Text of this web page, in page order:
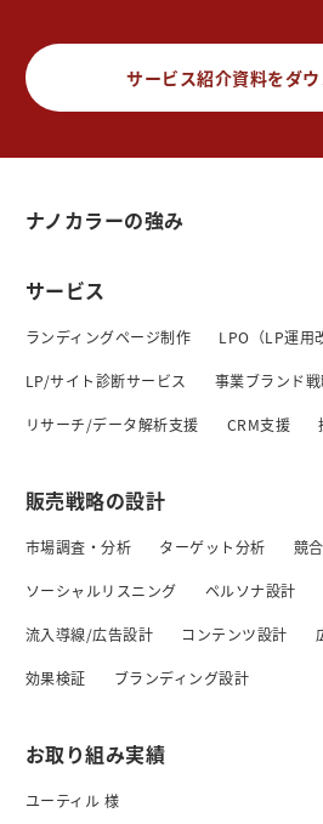
サービス紹介資料をダ
ナノカラーの強み
サービス
ランディングページ制作 LPO（LP運用
LP/サイト診断サービス 事業ブランド
リサーチ/データ解析支援 CRM支援
販売戦略の設計
市場調査・分析 ターゲット分析 競
ソーシャルリスニング ペルソナ設計
流入導線/広告設計 コンテンツ設計
効果検証 ブランディング設計
お取り組み実績
ユーティル 様